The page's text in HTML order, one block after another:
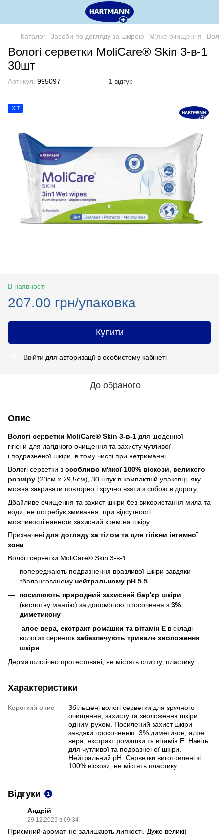
Каталог Засоби по догляду за шкірою М'яке очищення
Вологі серветки MoliCare® Skin 3-в-1
30шт
Артикул: 995097 1 відгук
ХІТ
В наявності
207.00 грн/упаковка
Купити
Ввійти для авторизації в особистому кабінеті
До обраного
Опис
Вологі серветки MoliCare® Skin 3-в-1 для щоденної
гігієни для лагідного очищення та захисту чутливої
і подразненої шкіри, в тому числі при нетриманні.
Вологі серветки з особливо м'якої 100% віскози
великого
розміру (20см х 29,5см), 30 штук в компактній упаковці, яку
можна закривати повторно і зручно взяти з собою в дорогу.
Дбайливе очищення та захист шкіри без використання мила та
води, не потребує змивання, при відсутності
можливості нанести захисний крем на шкіру.
Призначені для догляду за тілом та для гігієни інтимної
зони
Вологі серветки MoliCare® Skin 3-в-1:
попереджають подразнення вразливої шкіри завдяки
збалансованому нейтральному pH 5.5
посилюють природний захисний бар'єр шкіри
(кислотну мантію) за допомогою просочення з 3%
диметикону
алое вера, екстракт ромашки та вітамін Е в складі
вологих серветок забезпечують тривале зволоження
шкіри
Дерматологічно протестовані, не містять спирту, пластику.
Характеристики
Короткий опис
Збільшені вологі серветки для зручного
очищення, захисту та зволоження шкіри
одним рухом. Посилений захист шкіри
завдяки просоченню: 3% диметикон, алое
вера, екстракт ромашки та вітамін Е. Навіть
для чутливої та подразненої шкіри.
Нейтральний рН. Серветки виготовлені зі
100% віскози, не містять пластику.
Відгуки 1
Андрій
29.12.2025 в 09:34
Приємний аромат, не залишають липкості. Дуже великі)